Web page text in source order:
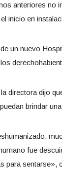
anteriores no
inicio en
un nuevo
directora dijo
brindar
fue
para sentarse»,